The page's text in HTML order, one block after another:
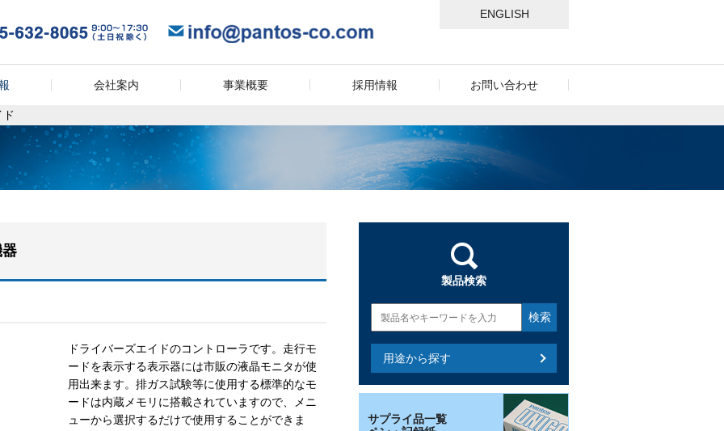
ENGLISH
会社案内 事業概要 採用情報 お問い合わせ
ドライバーズエイドのコントローラです。走行モ
ードを表示する表示器には市販の液晶モニタが使
用出来ます。排ガス試験等に使用する標準的なモ
ードは内蔵メモリに搭載されていますので、メニ
ューから選択するだけで使用することができま
製品検索
用途から探す
サプライ品一覧